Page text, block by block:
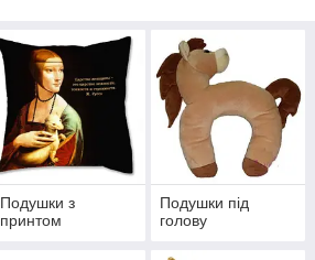
моделей до яскравих акцентних
принтами. Вони ідеально підійдуть
дитячої або затишного куточка для
Подушки з
принтом
Подушки під
голову